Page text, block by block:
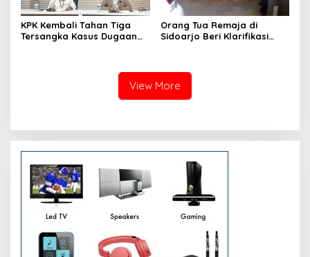
KPK Kembali Tahan Tiga
Tersangka Kasus Dugaan
Orang Tua Remaja di
Sidoarjo Beri Klarifikasi
View More